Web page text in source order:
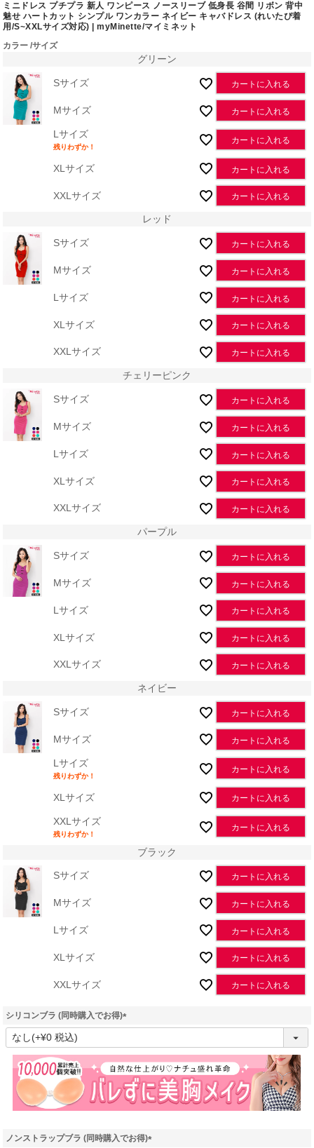
ミニドレス プチプラ 新人 ワンピース ノースリーブ 低身長 谷間 リボン 背中
魅せ ハートカット シンプル ワンカラー ネイビー キャバドレス (れいたぴ着
用/S~XXLサイズ対応) | myMinette/マイミネット
カラー サイズ
グリーン
Sサイズ カートに入れる
Mサイズ カートに入れる
Lサイズ
残りわずか！
カートに入れる
XLサイズ カートに入れる
XXLサイズ カートに入れる
レッド
Sサイズ カートに入れる
Mサイズ カートに入れる
Lサイズ カートに入れる
XLサイズ カートに入れる
XXLサイズ カートに入れる
チェリーピンク
Sサイズ カートに入れる
Mサイズ カートに入れる
Lサイズ カートに入れる
XLサイズ カートに入れる
XXLサイズ カートに入れる
パープル
Sサイズ カートに入れる
Mサイズ カートに入れる
Lサイズ カートに入れる
XLサイズ カートに入れる
XXLサイズ カートに入れる
ネイビー
Sサイズ カートに入れる
Mサイズ カートに入れる
Lサイズ
残りわずか！
カートに入れる
XLサイズ カートに入れる
XXLサイズ
残りわずか！
カートに入れる
ブラック
Sサイズ カートに入れる
Mサイズ カートに入れる
Lサイズ カートに入れる
XLサイズ カートに入れる
XXLサイズ カートに入れる
シリコンブラ (同時購入でお得)
(
須
)
ノンストラップブラ (同時購入でお得)